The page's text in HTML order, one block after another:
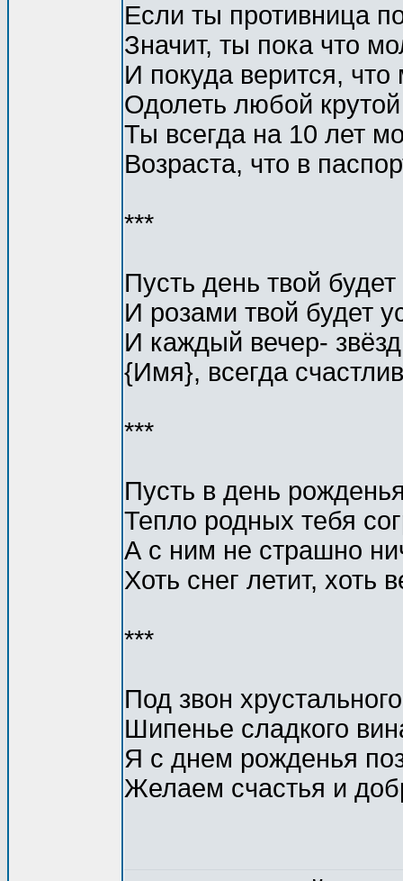
Если ты противница
Значит, ты пока что
И покуда верится,
Одолеть любой
Ты всегда на 10 лет
Возраста, что в
***
Пусть день твой
И розами твой будет
И каждый вечер-
{Имя}, всегда
***
Пусть в день
Тепло родных тебя
А с ним не страшно
Хоть снег летит, хоть
***
Под звон
Шипенье сладкого
Я с днем рожденья
Желаем счастья и